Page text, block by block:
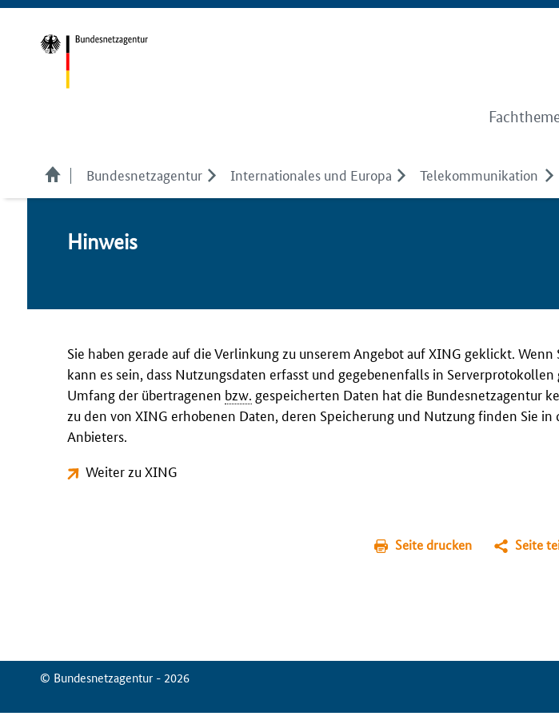
Bundesnetzagentur Internationales und Europa Telekommunikation
Hin­weis
Sie haben gerade auf die Verlinkung zu unserem Angebot auf XING geklickt. Wenn
kann es sein, dass Nutzungsdaten erfasst und gegebenenfalls in
Umfang der übertragenen bzw. gespeicherten Daten hat die Bundesnetzagentur
zu den von XING erhobenen Daten, deren Speicherung und Nutzung finden Sie
Anbieters.
Weiter zu XING
Seite drucken Seite
© Bundesnetzagentur - 2026